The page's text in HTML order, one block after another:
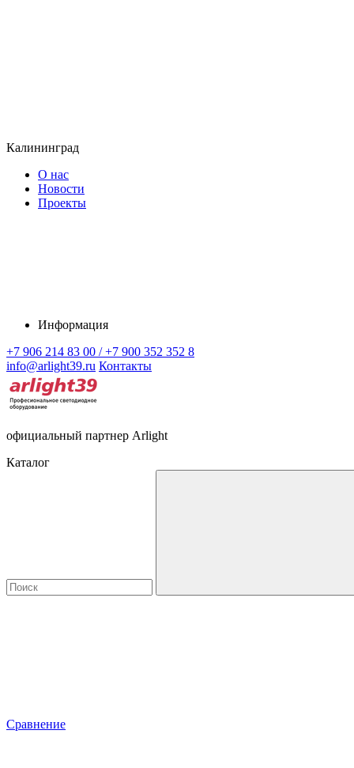
Калининград
О нас
Новости
Проекты
Информация
+7 906 214 83 00 / +7 900 352 352 8
info@arlight39.ru Контакты
официальный партнер Arlight
Каталог
Сравнение